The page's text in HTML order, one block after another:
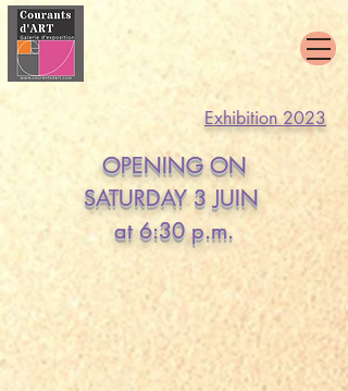
Exhibition 2023
OPENING ON
SATURDAY 3 JUIN
at 6:30 p.m.